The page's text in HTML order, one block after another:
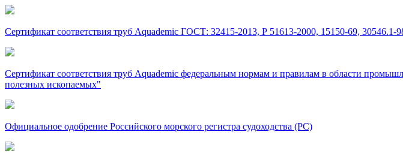
Сертификат соответствия труб Aquademic ГОСТ: 32415-2013, Р 51613-2000, 15150-69, 30546.1-
Сертификат соответствия труб Aquademic федеральным нормам и правилам в области
полезных ископаемых"
Официальное одобрение Российского морского регистра судоходства (РС)